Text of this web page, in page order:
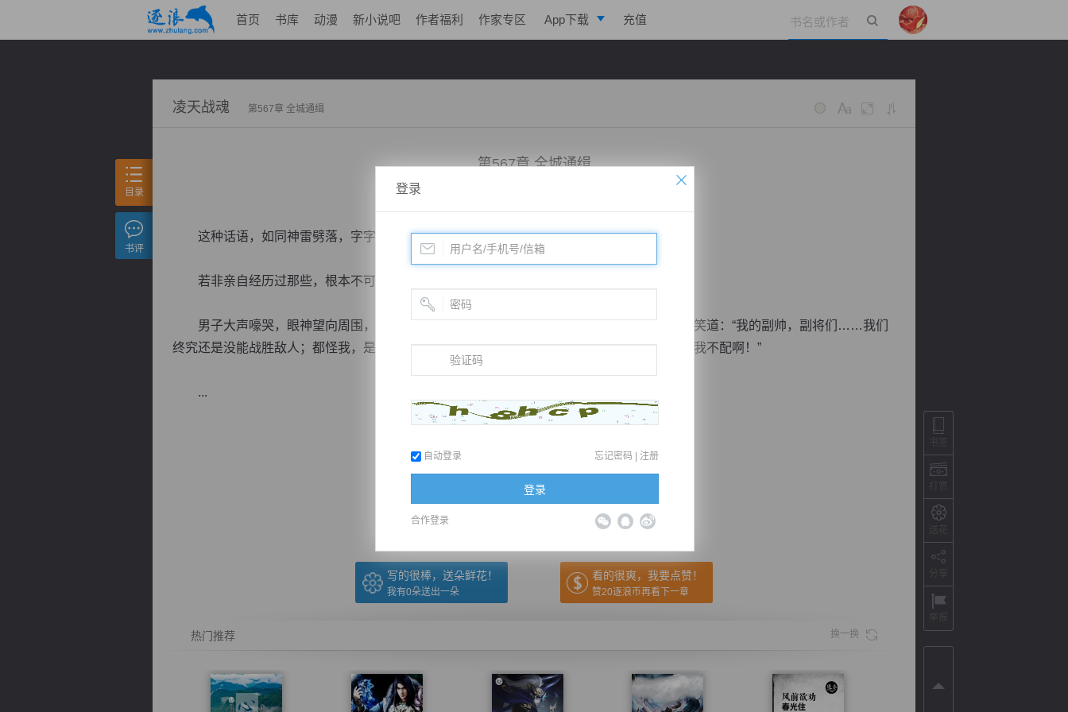
首页 书库 动漫 新小说吧 作者福利 作家专区 App下载 充值
凌天战魂 第567章 全城通缉
第567章 全城通缉
小说：凌天战魂
这种话语，如同神雷劈落，字字珠玑。
若非亲自经历过那些，根本不可能说的出口。
男子大声嚎哭，眼神望向周围，看到跟自己一样的雕像后，不由得双手抱住脑袋，似哭似笑道：“我的副帅，副将们……我们
终究还是没能战胜敌人；都怪我，是我指挥无能，我不配大将军这个称呼，是我害死了你们，我不配啊！”
...
（← 快捷键 上一章 回目录 下一章 快捷键→）
写的很棒，送朵鲜花！
我有0朵送出一朵
看的很爽，我要点赞！
赞20逐浪币再看下一章
热门推荐 换一换
目录
书评
登录
自动登录 忘记密码 | 注册
登录
合作登录